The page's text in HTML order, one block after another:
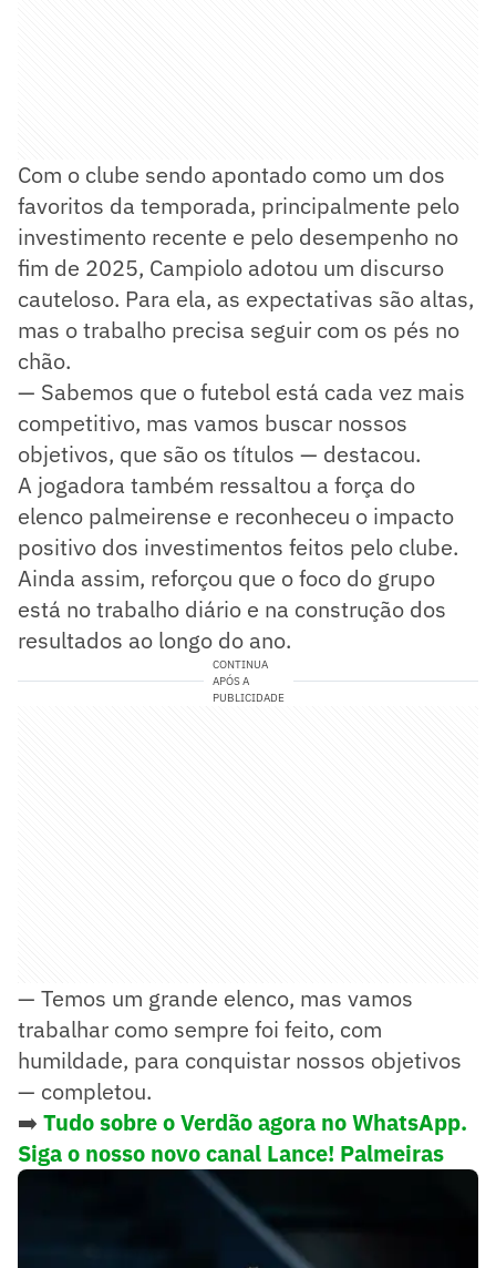
Com o clube sendo apontado como um dos
favoritos da temporada, principalmente pelo
investimento recente e pelo desempenho no
fim de 2025, Campiolo adotou um discurso
cauteloso. Para ela, as expectativas são altas,
mas o trabalho precisa seguir com os pés no
chão.
— Sabemos que o futebol está cada vez mais
competitivo, mas vamos buscar nossos
objetivos, que são os títulos — destacou.
A jogadora também ressaltou a força do
elenco palmeirense e reconheceu o impacto
positivo dos investimentos feitos pelo clube.
Ainda assim, reforçou que o foco do grupo
está no trabalho diário e na construção dos
resultados ao longo do ano.
CONTINUA
APÓS A
PUBLICIDADE
— Temos um grande elenco, mas vamos
trabalhar como sempre foi feito, com
humildade, para conquistar nossos objetivos
— completou.
➡️ Tudo sobre o Verdão agora no WhatsApp.
Siga o nosso novo canal Lance! Palmeiras